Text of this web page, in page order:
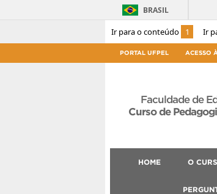
Ir para o conteúdo 1 Ir
BRASIL
PORTAL UFPEL ACESSO
Faculdade de
Curso de
HOME O